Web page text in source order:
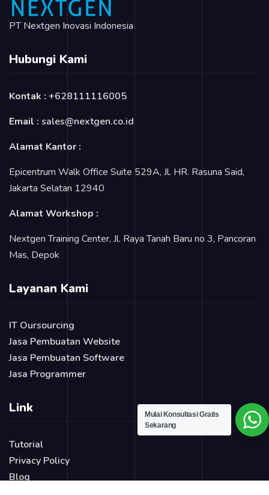
PT Nextgen Inovasi Indonesia
Hubungi Kami
Kontak : +628111116005
Email : sales@nextgen.co.id
Alamat Kantor :
Epicentrum Walk Office Suite 529A, Jl. HR. Rasuna Said,
Jakarta Selatan 12940
Alamat Workshop :
Nextgen Training Center, Jl. Raya Tanah Baru no 3, Pancoran
Mas, Depok
Layanan Kami
IT Oursourcing
Jasa Pembuatan Website
Jasa Pembuatan Software
Jasa Programmer
Link
Tutorial
Privacy Policy
Blog
Mulai Konsultasi Gratis
Sekarang